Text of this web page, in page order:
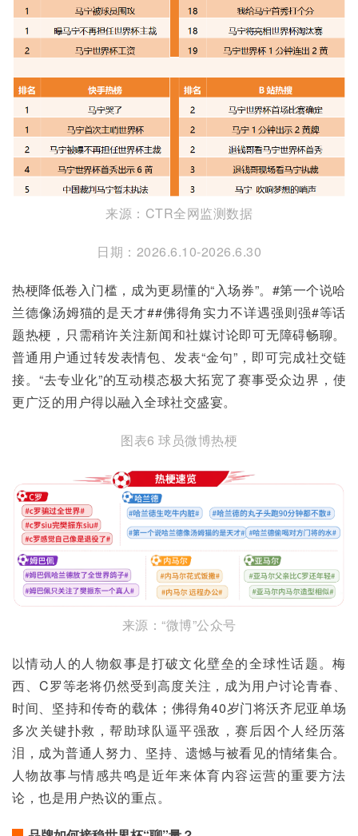
来源：CTR全网监测数据
日期：2026.6.10-2026.6.30
热梗降低卷入门槛，成为更易懂的“入场券”。#第一个说哈
兰德像汤姆猫的是天才##佛得角实力不详遇强则强#等话
题热梗，只需稍许关注新闻和社媒讨论即可无障碍畅聊。
普通用户通过转发表情包、发表“金句”，即可完成社交链
接。“去专业化”的互动模态极大拓宽了赛事受众边界，使
更广泛的用户得以融入全球社交盛宴。
图表6 球员微博热梗
来源：“微博”公众号
以情动人的人物叙事是打破文化壁垒的全球性话题。梅
西、C罗等老将仍然受到高度关注，成为用户讨论青春、
时间、坚持和传奇的载体；佛得角40岁门将沃齐尼亚单场
多次关键扑救，帮助球队逼平强敌，赛后因个人经历落
泪，成为普通人努力、坚持、遗憾与被看见的情绪集合。
人物故事与情感共鸣是近年来体育内容运营的重要方法
论，也是用户热议的重点。